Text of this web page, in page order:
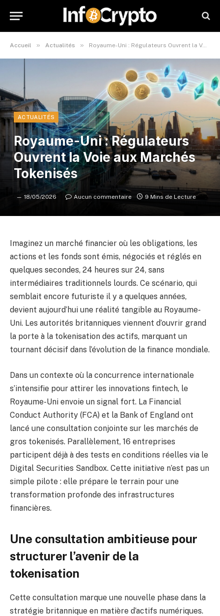
Accueil » Actualités » Royaume-Uni : Régulateurs Ouvrent la Voie aux Marchés Tokenisés
ACTUALITÉS
Royaume-Uni : Régulateurs
Ouvrent la Voie aux Marchés
Tokenisés
18/05/2026 Aucun commentaire 9 Mins de Lecture
Imaginez un marché financier où les obligations, les
actions et les fonds sont émis, négociés et réglés en
quelques secondes, 24 heures sur 24, sans
intermédiaires traditionnels lourds. Ce scénario, qui
semblait encore futuriste il y a quelques années,
devient aujourd’hui une réalité tangible au Royaume-
Uni. Les autorités britanniques viennent d’ouvrir grand
la porte à la tokenisation des actifs, marquant un
tournant décisif dans l’évolution de la finance mondiale.
Dans un contexte où la concurrence internationale
s’intensifie pour attirer les innovations fintech, le
Royaume-Uni envoie un signal fort. La Financial
Conduct Authority (FCA) et la Bank of England ont
lancé une consultation conjointe sur les marchés de
gros tokenisés. Parallèlement, 16 entreprises
participent déjà à des tests en conditions réelles via le
Digital Securities Sandbox. Cette initiative n’est pas un
simple pilote : elle prépare le terrain pour une
transformation profonde des infrastructures
financières.
Une consultation ambitieuse pour
structurer l’avenir de la
tokenisation
Cette consultation marque une nouvelle phase dans la
stratégie britannique en matière d’actifs numériques.